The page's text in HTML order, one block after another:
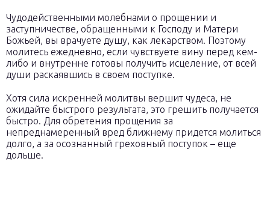
Чудодейственными молебнами о прощении и
заступничестве, обращенными к Господу и Матери
Божьей, вы врачуете душу, как лекарством. Поэтому
молитесь ежедневно, если чувствуете вину перед кем-
либо и внутренне готовы получить исцеление, от всей
души раскаявшись в своем поступке.
Хотя сила искренней молитвы вершит чудеса, не
ожидайте быстрого результата, это грешить получается
быстро. Для обретения прощения за
непреднамеренный вред ближнему придется молиться
долго, а за осознанный греховный поступок – еще
дольше.